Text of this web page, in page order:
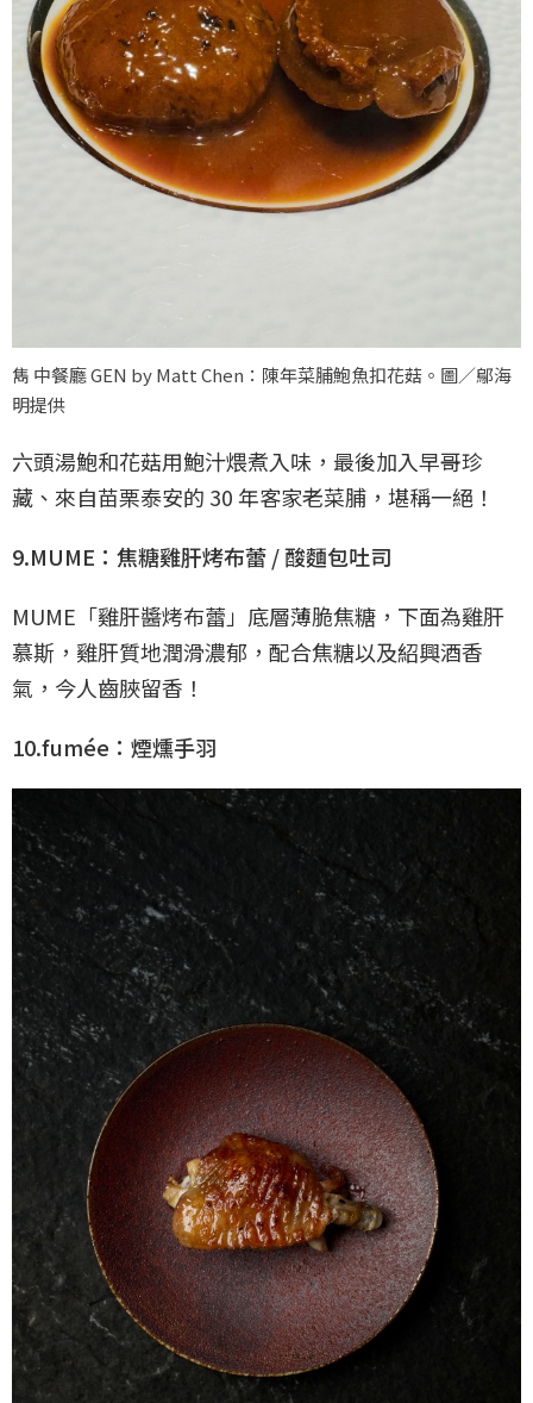
雋 中餐廳 GEN by Matt Chen：陳年菜脯鮑魚扣花菇。圖／鄔海
明提供
六頭湯鮑和花菇用鮑汁煨煮入味，最後加入早哥珍
藏、來自苗栗泰安的 30 年客家老菜脯，堪稱一絕！
9.MUME：焦糖雞肝烤布蕾 / 酸麵包吐司
MUME「雞肝醬烤布蕾」底層薄脆焦糖，下面為雞肝
慕斯，雞肝質地潤滑濃郁，配合焦糖以及紹興酒香
氣，今人齒脥留香！
10.fumée：煙燻手羽